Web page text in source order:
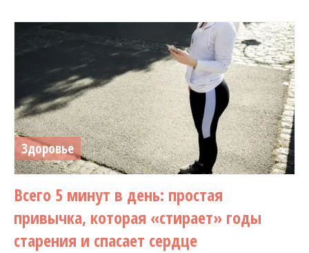
Здоровье
Всего 5 минут в день: простая
привычка, которая «стирает» годы
старения и спасает сердце